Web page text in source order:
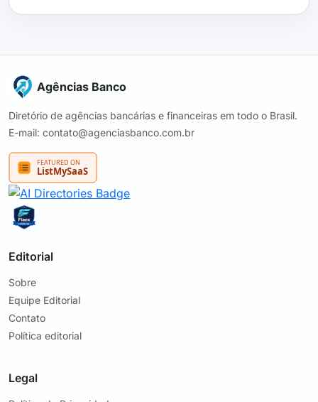
Agências Banco
Diretório de agências bancárias e financeiras em todo o Brasil.
E-mail: contato@agenciasbanco.com.br
Editorial
Sobre
Equipe Editorial
Contato
Política editorial
Legal